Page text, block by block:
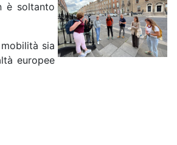
è soltanto
sia
europee